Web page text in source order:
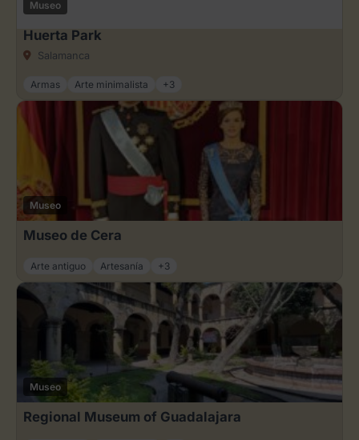
Museo
Huerta Park
Salamanca
Armas Arte minimalista +3
Museo
Museo de Cera
Arte antiguo Artesanía +3
Museo
Regional Museum of Guadalajara